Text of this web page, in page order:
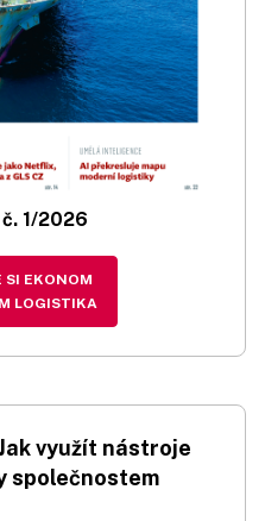
1/2026
SI EKONOM
LOGISTIKA
využít nástroje
společnostem